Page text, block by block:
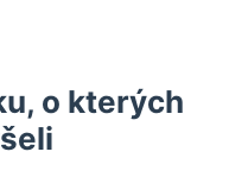
o kterých